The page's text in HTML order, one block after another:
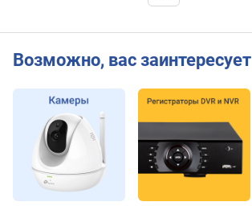
Возможно, вас заинтересует